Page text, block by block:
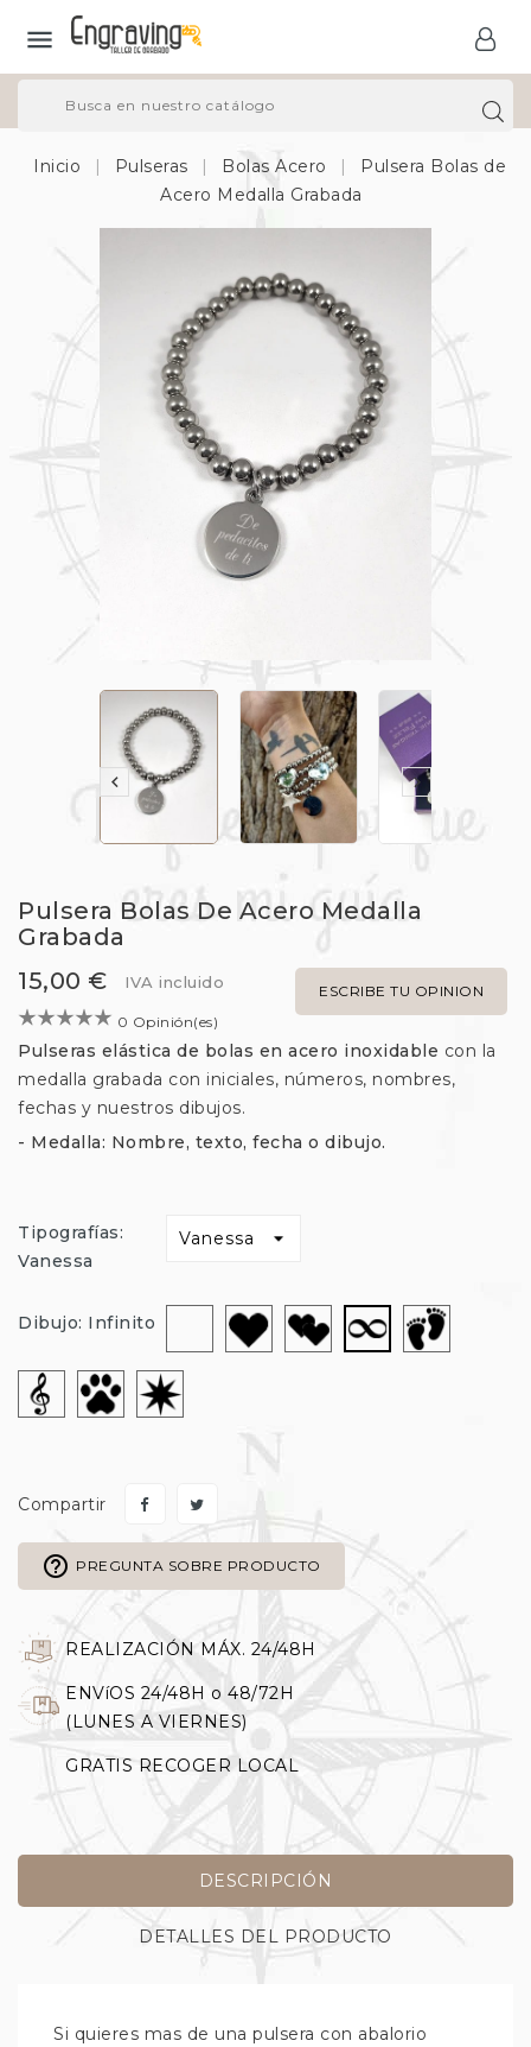

Inicio Pulseras Bolas Acero
Pulsera Bolas de
Acero Medalla Grabada
 
Pulsera Bolas De Acero Medalla
Grabada
15,00 €
ESCRIBE TU OPINION
IVA incluido
0 Opinión(es)
Pulseras elástica de bolas en acero inoxidable con la
medalla grabada con iniciales, números, nombres,
fechas y nuestros dibujos.
- Medalla: Nombre, texto, fecha o dibujo.
Tipografías:
Vanessa
Dibujo: Infinito
Sin
dibujo
Corazón Corazon-
Doble
Infinito
Pie
Clave
Huella-
Perro
Compartir
help_outline PREGUNTA SOBRE PRODUCTO
REALIZACIÓN MÁX. 24/48H
ENVíOS 24/48H o 48/72H
(LUNES A VIERNES)
GRATIS RECOGER LOCAL
DESCRIPCIÓN
DETALLES DEL PRODUCTO
Si quieres mas de una pulsera con abalorio